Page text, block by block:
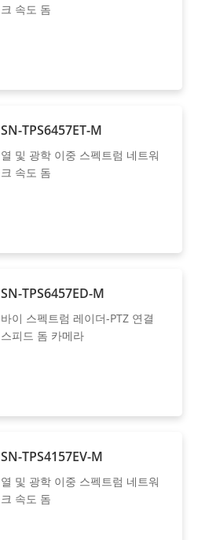
크 속도 돔
SN-TPS6457ET-M
열 및 광학 이중 스펙트럼 네트워
크 속도 돔
SN-TPS6457ED-M
바이 스펙트럼 레이더-PTZ 연결
스피드 돔 카메라
SN-TPS4157EV-M
열 및 광학 이중 스펙트럼 네트워
크 속도 돔